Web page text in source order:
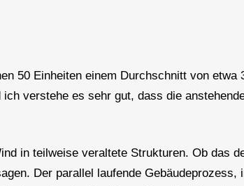
50 Einheiten einem Durchschnitt von etwa
verstehe es sehr gut, dass die
in teilweise veraltete Strukturen. Ob das
Der parallel laufende Gebäudeprozess,